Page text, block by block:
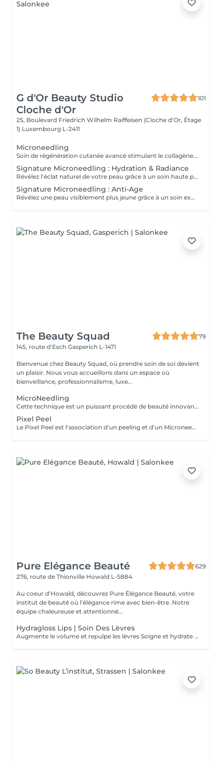
G d'Or Beauty Studio
Cloche d'Or
101
25, Boulevard Friedrich Wilhelm Raiffeisen (Cloche d'Or, Étage
1) Luxembourg L-2411
Microneedling
Soin de régénération cutanée avancé stimulant le collagène et l'élastine par micro-perforations contrôlées. Il affine le grain de peau, ravive l'éclat et améliore visiblement les signes de l'âge et les irrégularités.
Signature Microneedling : Hydration & Radiance
Révélez l'éclat naturel de votre peau grâce à un soin haute performance aux résultats visibles. Une exfoliation Aqua Peel avec la technologie Skin Station nettoie en profondeur, élimine les impuretés et ravive instantanément l'éclat. Le microneedling stimule ensuite la régénération cutanée et optimise la pénétration des actifs. Enrichi en peptides intelligents HydroPeptide issus de biotechnologies avancées et boosté par la luminothérapie, ce soin cible l'hydratation et la revitalisation au cur de la peau. Résultat : une peau plus lisse, repulpée et intensément lumineuse dès la première séance.
Signature Microneedling : Anti-Age
Révélez une peau visiblement plus jeune grâce à un soin expert haute performance. Une exfoliation Aqua Peel avec la technologie Skin Station relance le renouvellement cellulaire, nettoie en profondeur et ravive l'éclat. Le microneedling stimule la production naturelle de collagène pour une peau plus ferme et régénérée. Enrichi en peptides nouvelle génération HydroPeptide, reconnus pour leur efficacité anti-âge, et boosté par la luminothérapie, ce soin lisse, raffermit et revitalise intensément la peau. Résultat : une peau plus ferme, lisse et visiblement rajeunie dès les premières séance.
The Beauty Squad
79
145, route d'Esch Gasperich L-1471
Bienvenue chez Beauty Squad, où prendre soin de soi devient
un plaisir. Nous vous accueillons dans un espace où
bienveillance, professionnalisme, luxe...
MicroNeedling
Cette technique est un puissant procédé de beauté innovant permettant de traiter les problèmes de peau et le vieillissement de celle-ci par une stimulation intense de la collagenèse. Le traitement idéal pour effacer les rides améliorer la texture de sa peau. 1 soin : 150€ Forfait 5 soins : 675€
Pixel Peel
Le Pixel Peel est l'association d'un peeling et d'un Microneedling dans la même séance, ce qui doublera donc l'efficacité du traitement et donnera des résultats plus rapides et plus durables. Une action de stimulation et régénération programmée dans la même séance avec des combinaisons d'actifs 100% personnalisés en fonction des problématiques traitées. 1 séance : 225€ Forfait 5 séances : 1015€
Pure Elégance Beauté
629
276, route de Thionville Howald L-5884
Au coeur d'Howald, découvrez Pure Élégance Beauté, votre
institut de beauté où l'élégance rime avec bien-être. Notre
équipe chaleureuse et attentionné...
Hydragloss Lips | Soin Des Lèvres
Augmente le volume et repulpe les lèvres Soigne et hydrate les lèvres Diminue les rides et ridules